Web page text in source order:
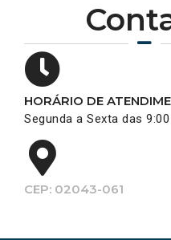
HORÁRIO DE
Segunda a Sexta das
CEP: 02043-061